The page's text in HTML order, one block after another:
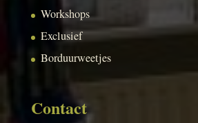
Workshops
Exclusief
Borduurweetjes
Contact